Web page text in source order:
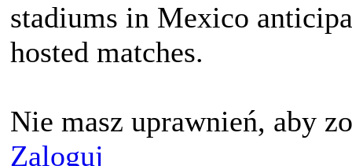
stadiums in Mexico
hosted matches.
Nie masz uprawnień, aby
Zaloguj